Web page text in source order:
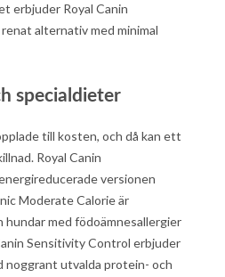
erbjuder Royal Canin
alternativ med minimal
specialdieter
till kosten, och då kan ett
Royal Canin
versionen
Moderate Calorie är
med födoämnesallergier
Sensitivity Control erbjuder
utvalda protein- och